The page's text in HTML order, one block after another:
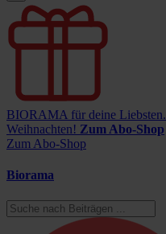
BIORAMA für deine Liebsten.
Weihnachten! Zum Abo-Shop
Zum Abo-Shop
Biorama